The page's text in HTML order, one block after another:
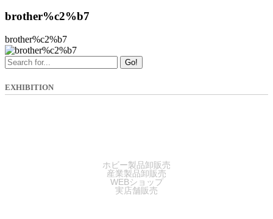
brother%c2%b7
brother%c2%b7
Go!
EXHIBITION
ホビー製品卸販売
産業製品卸販売
WEBショップ
実店舗販売